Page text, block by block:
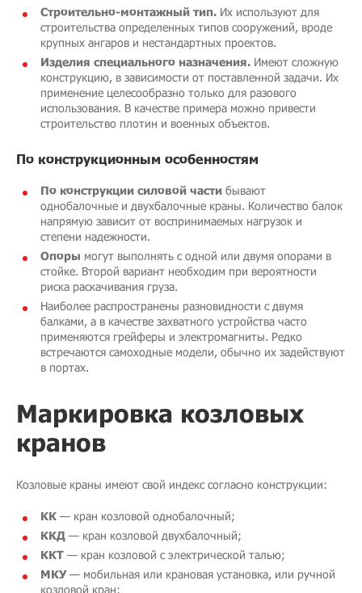
Строительно-монтажный тип. Их используют для
строительства определенных типов сооружений, вроде
крупных ангаров и нестандартных проектов.
Изделия специального назначения. Имеют сложную
конструкцию, в зависимости от поставленной задачи. Их
применение целесообразно только для разового
использования. В качестве примера можно привести
строительство плотин и военных объектов.
По конструкционным особенностям
По конструкции силовой части бывают
однобалочные и двухбалочные краны. Количество балок
напрямую зависит от воспринимаемых нагрузок и
степени надежности.
Опоры могут выполнять с одной или двумя опорами в
стойке. Второй вариант необходим при вероятности
риска раскачивания груза.
Наиболее распространены разновидности с двумя
балками, а в качестве захватного устройства часто
применяются грейферы и электромагниты. Редко
встречаются самоходные модели, обычно их задействуют
в портах.
Маркировка козловых
кранов
Козловые краны имеют свой индекс согласно конструкции:
КК — кран козловой однобалочный;
ККД — кран козловой двухбалочный;
ККТ — кран козловой с электрической талью;
МКУ— мобильная или крановая установка, или ручной
козловой кран;